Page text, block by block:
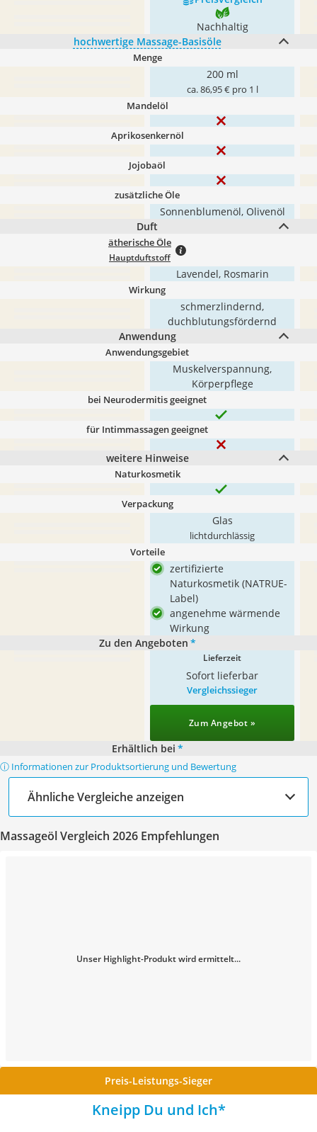
Nachhaltig
hochwertige Massage-Basisöle
Menge
200 ml
ca. 86,95 € pro 1 l
Mandelöl
Aprikosenkernöl
Jojobaöl
zusätzliche Öle
Sonnenblumenöl, Olivenöl
Duft
ätherische Öle
Hauptduftstoff
Lavendel, Rosmarin
Wirkung
schmerzlindernd,
duchblutungsfördernd
Anwendung
Anwendungsgebiet
Muskelverspannung,
Körperpflege
bei Neurodermitis geeignet
für Intimmassagen geeignet
weitere Hinweise
Naturkosmetik
Verpackung
Glas
lichtdurchlässig
Vorteile
zertifizierte
Naturkosmetik (NATRUE-
Label)
angenehme wärmende
Wirkung
Zu den Angeboten *
Lieferzeit
Sofort lieferbar
Vergleichssieger
Zum Angebot »
Erhältlich bei *
ⓘ Informationen zur Produktsortierung und Bewertung
Ähnliche Vergleiche anzeigen
Massageöl Vergleich 2026 Empfehlungen
Unser Highlight-Produkt wird ermittelt...
Preis-Leistungs-Sieger
Kneipp Du und Ich